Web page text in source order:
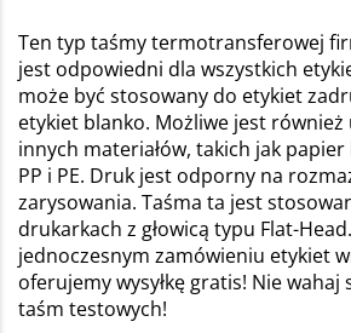
Ten typ taśmy termotransferowej
jest odpowiedni dla wszystkich
może być stosowany do etykiet
etykiet blanko. Możliwe jest
innych materiałów, takich jak papier
PP i PE. Druk jest odporny na
zarysowania. Taśma ta jest
drukarkach z głowicą typu Flat-
jednoczesnym zamówieniu etykiet
oferujemy wysyłkę gratis! Nie wahaj
taśm testowych!